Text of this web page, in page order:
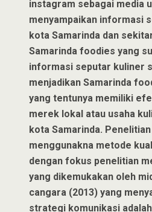
instagram sebagai media
menyampaikan informasi
kota Samarinda dan
Samarinda foodies yang
informasi seputar kuliner
menjadikan Samarinda
yang tentunya memiliki
merek lokal atau usaha
kota Samarinda.
menggunakna metode
dengan fokus penelitian
yang dikemukakan oleh
cangara (2013) yang
strategi komunikasi